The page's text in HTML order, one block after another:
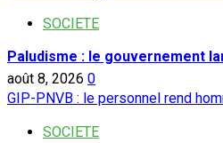
SOCIETE
Paludisme : le gouvernement
août 8, 2026 0
GIP-PNVB : le personnel rend
SOCIETE